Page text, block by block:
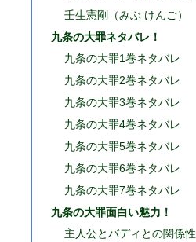
壬生憲剛（みぶ けんご）
九条の大罪ネタバレ！
九条の大罪1巻ネタバレ
九条の大罪2巻ネタバレ
九条の大罪3巻ネタバレ
九条の大罪4巻ネタバレ
九条の大罪5巻ネタバレ
九条の大罪6巻ネタバレ
九条の大罪7巻ネタバレ
九条の大罪面白い魅力！
主人公とバディとの関係性